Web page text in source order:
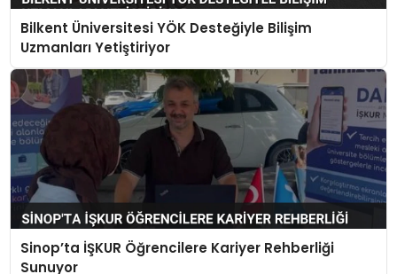
Bilkent Üniversitesi YÖK Desteğiyle Bilişim
Uzmanları Yetiştiriyor
Sinop’ta İŞKUR Öğrencilere Kariyer Rehberliği
Sunuyor